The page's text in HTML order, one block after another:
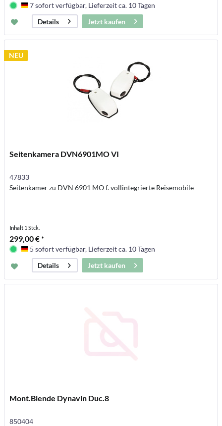
Deutschland
7 sofort verfügbar, Lieferzeit ca. 10 Tagen
Details
Jetzt kaufen
NEU
Seitenkamera DVN6901MO VI
47833
Seitenkamer zu DVN 6901 MO f. vollintegrierte Reisemobile
Inhalt 1 Stck.
299,00 € *
Deutschland
5 sofort verfügbar, Lieferzeit ca. 10 Tagen
Details
Jetzt kaufen
Mont.Blende Dynavin Duc.8
850404